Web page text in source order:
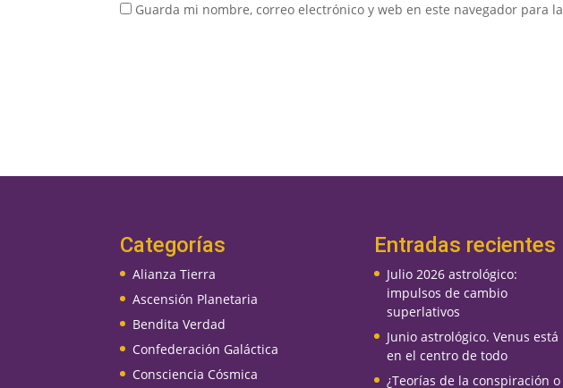
Guarda mi nombre, correo electrónico y web en este navegador para
Categorías
Alianza Tierra
Ascensión Planetaria
Bendita Verdad
Confederación Galáctica
Consciencia Cósmica
Entradas recientes
Julio 2026 astrológico:
impulsos de cambio
superlativos
Junio astrológico. Venus está
en el centro de todo
¿Teorías de la conspiración o